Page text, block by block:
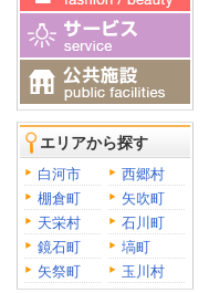
エリアから探す
白河市
西郷村
棚倉町
矢吹町
天栄村
石川町
鏡石町
塙町
矢祭町
玉川村